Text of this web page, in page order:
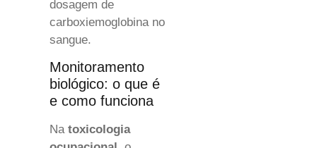
dosagem de
carboxiemoglobina no
sangue.
Monitoramento
biológico: o que é
e como funciona
Na toxicologia